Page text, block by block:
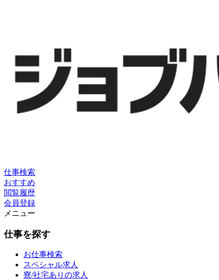
仕事検索
おすすめ
閲覧履歴
会員登録
メニュー
仕事を探す
お仕事検索
スペシャル求人
寮/社宅ありの求人